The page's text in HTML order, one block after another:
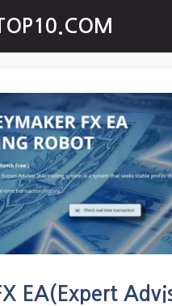
EA(Expert